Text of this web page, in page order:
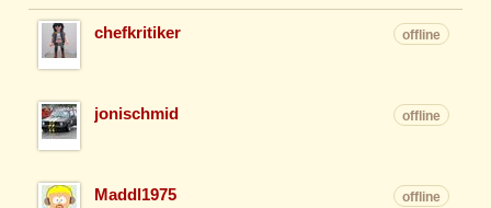
chefkritiker offline
jonischmid offline
Maddl1975 offline